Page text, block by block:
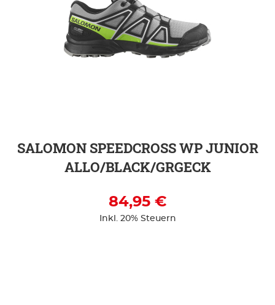
SALOMON SPEEDCROSS WP JUNIOR
ALLO/BLACK/GRGECK
84,95 €
Inkl. 20% Steuern